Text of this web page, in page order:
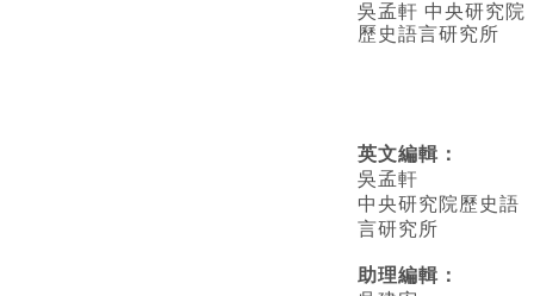
吳孟軒 中央研究院
歷史語言研究所
英文編輯 ：
吳孟軒
中央研究院歷史語
言研究所
助理編輯：